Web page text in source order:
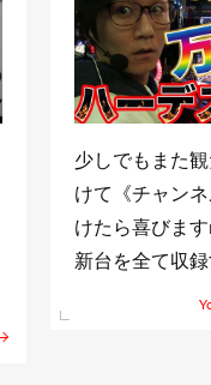
少しでもまた
けて《チャン
けたら喜びま
新台を全て収